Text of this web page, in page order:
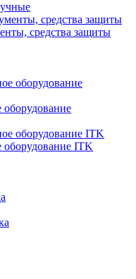
средства защиты
ITK